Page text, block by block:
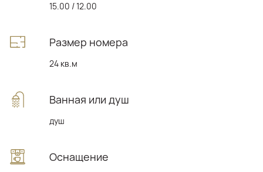
15.00 / 12.00
Размер номера
24 кв.м
Ванная или душ
душ
Оснащение